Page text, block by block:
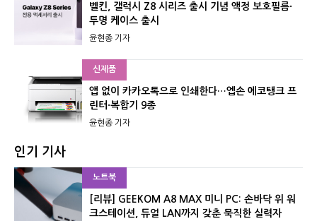
벨킨, 갤럭시 Z8 시리즈 출시 기념 액정 보호필름·
투명 케이스 출시
윤현종 기자
신제품
앱 없이 카카오톡으로 인쇄한다…엡손 에코탱크 프
린터·복합기 9종
윤현종 기자
인기 기사
노트북
[리뷰] GEEKOM A8 MAX 미니 PC: 손바닥 위 워
크스테이션, 듀얼 LAN까지 갖춘 묵직한 실력자